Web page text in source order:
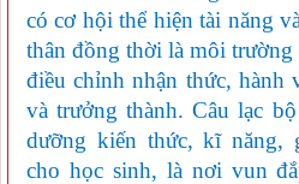
có cơ hội thể hiện tài năng
thân đồng thời là môi
điều chỉnh nhận thức, hành
và trưởng thành. Câu lạc
dưỡng kiến thức, kĩ năng,
cho học sinh, là nơi vun